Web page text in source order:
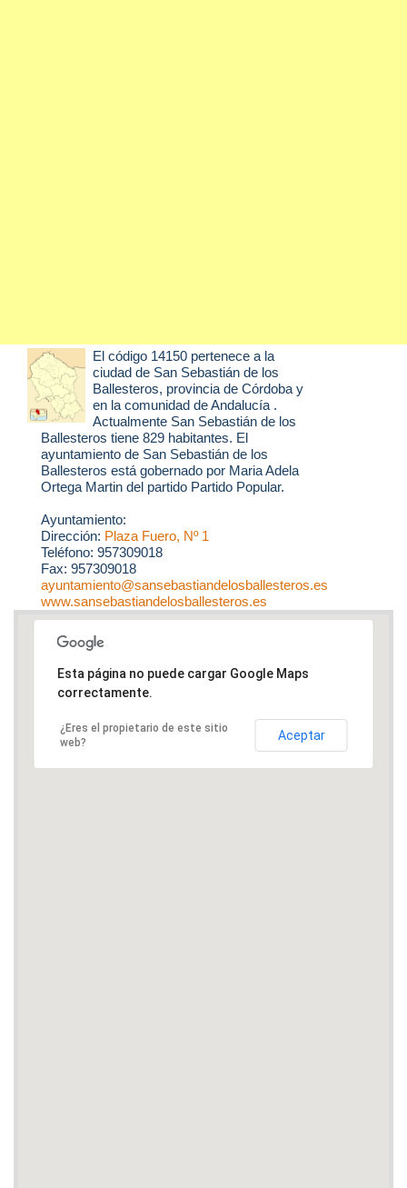
El código 14150 pertenece a la
ciudad de San Sebastián de los
Ballesteros, provincia de Córdoba y
en la comunidad de Andalucía .
Actualmente San Sebastián de los
Ballesteros tiene 829 habitantes. El
ayuntamiento de San Sebastián de los
Ballesteros está gobernado por Maria Adela
Ortega Martin del partido Partido Popular.
Ayuntamiento:
Dirección: Plaza Fuero, Nº 1
Teléfono: 957309018
Fax: 957309018
ayuntamiento@sansebastiandelosballesteros.es
www.sansebastiandelosballesteros.es
Esta página no puede cargar Google Maps
correctamente.
¿Eres el propietario de este sitio
web?
Aceptar